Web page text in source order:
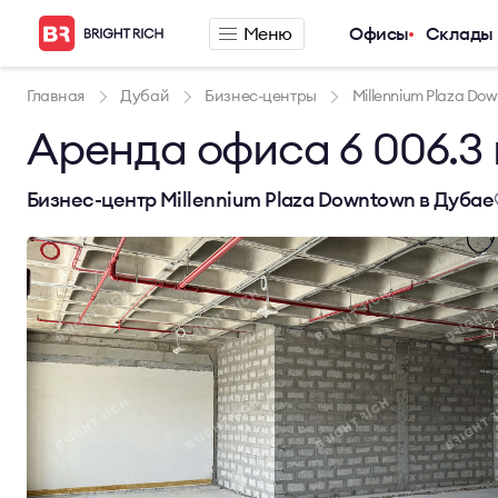
Меню Офисы Склады
Главная Дубай Бизнес-центры Millennium Plaza
Аренда офиса 6 006.3
Бизнес-центр Millennium Plaza Downtown в Дубае
О компании
Услуги
Новости
Карьера
Контакты
Аренда офиса
Аренда
Аренда склада